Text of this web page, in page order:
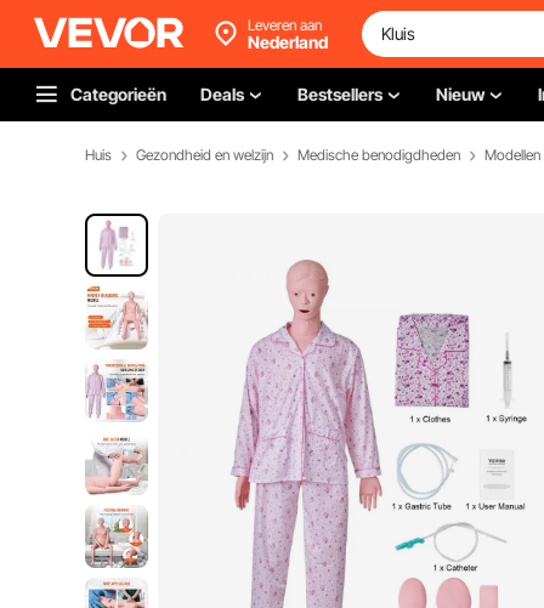
Leveren aan
Nederland
Categorieën Deals Bestsellers Nieuw
Huis Gezondheid en welzijn Medische benodigdheden